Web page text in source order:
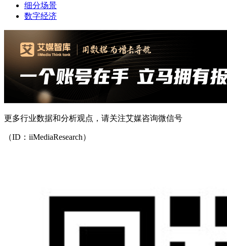
细分场景
数字经济
更多行业数据和分析观点，请关注艾媒咨询微信号
（ID：iiMediaResearch）